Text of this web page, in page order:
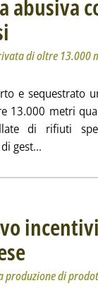
abusiva
di oltre 13.000
e sequestrato
13.000 metri
di rifiuti
gest...
produzione di